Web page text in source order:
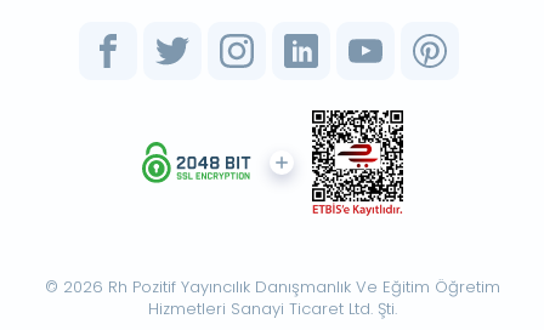
© 2026 Rh Pozitif Yayıncılık Danışmanlık Ve Eğitim Öğretim
Hizmetleri Sanayi Ticaret Ltd. Şti.